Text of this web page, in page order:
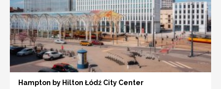
Hampton by Hilton Łódź City Center